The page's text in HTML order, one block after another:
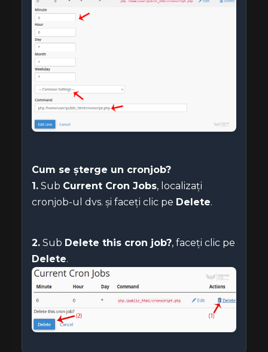
Cum se șterge un cronjob?
1. Sub Current Cron Jobs, localizați
cronjob-ul dvs. și faceți clic pe Delete.
2. Sub Delete this cron job?, faceți clic pe
Delete.